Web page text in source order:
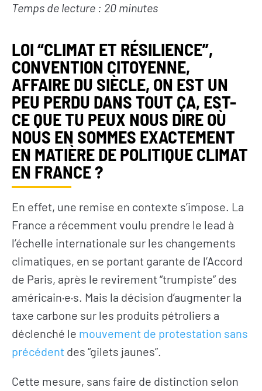
Temps de lecture : 20 minutes
LOI “CLIMAT ET RÉSILIENCE”,
CONVENTION CITOYENNE,
AFFAIRE DU SIÈCLE, ON EST UN
PEU PERDU DANS TOUT ÇA, EST-
CE QUE TU PEUX NOUS DIRE OÙ
NOUS EN SOMMES EXACTEMENT
EN MATIÈRE DE POLITIQUE CLIMAT
EN FRANCE ?
En effet, une remise en contexte s’impose. La
France a récemment voulu prendre le lead à
l’échelle internationale sur les changements
climatiques, en se portant garante de l’Accord
de Paris, après le revirement “trumpiste” des
américain·e·s. Mais la décision d’augmenter la
taxe carbone sur les produits pétroliers a
déclenché le mouvement de protestation sans
précédent des “gilets jaunes”.
Cette mesure, sans faire de distinction selon